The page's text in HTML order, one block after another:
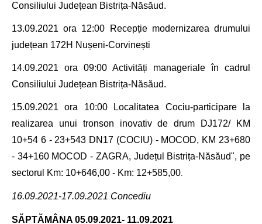
Consiliului Județean Bistrița-Năsăud.
13.09.2021 ora 12:00 Recepție modernizarea drumului
județean 172H Nușeni-Corvinești
14.09.2021 ora 09:00 Activități manageriale în cadrul
Consiliului Județean Bistrița-Năsăud.
15.09.2021 ora 10:00 Localitatea Cociu-participare la
realizarea unui tronson inovativ de drum DJ172/KM
10+54 6 - 23+543 DN17 (COCIU) - MOCOD, KM 23+680
- 34+160 MOCOD - ZAGRA, Județul Bistrița-Năsăud", pe
sectorul Km: 10+646,00 - Km: 12+585,00
16.09.2021-17.09.2021 Concediu
SĂPTĂMÂNA 05.09.2021- 11.09.2021